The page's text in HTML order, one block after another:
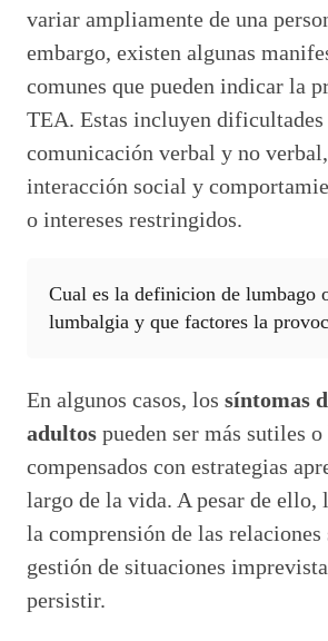
variar ampliamente de una
embargo, existen algunas
comunes que pueden indicar la
TEA. Estas incluyen dificultades
comunicación verbal y no
interacción social y
o intereses restringidos.
Cual es la definicion de lumbago
lumbalgia y que factores la
En algunos casos, los síntomas
adultos pueden ser más sutiles
compensados con estrategias
largo de la vida. A pesar de ello,
la comprensión de las relaciones
gestión de situaciones
persistir.